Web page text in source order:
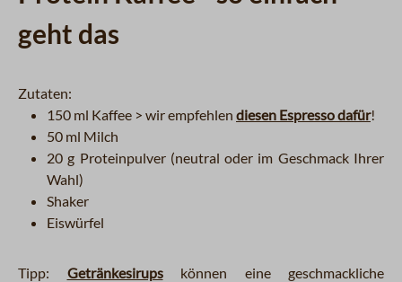
geht das
Zutaten:
150 ml Kaffee > wir empfehlen diesen Espresso dafür!
50 ml Milch
20 g Proteinpulver (neutral oder im Geschmack Ihrer
Wahl)
Shaker
Eiswürfel
Tipp: Getränkesirupskönnen eine geschmackliche